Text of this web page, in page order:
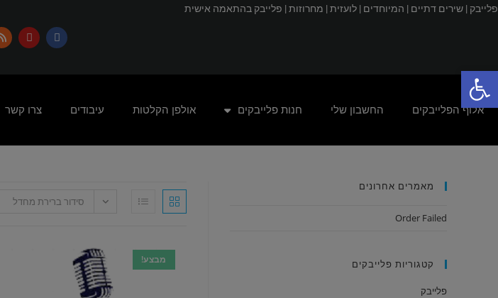
פתח סרגל נגישות
פלייבק | שירים דתיים | המיוחדים | לועזית | מחרוזות | פלייבק בהתאמה אישית
אלוף הפלייבקים החשבון שלי חנות פלייבקים אולפן הקלטות עיבודים צרו קשר
סידור ברירת מחדל
מבצע!
מאמרים אחרונים
Order Failed
קטגוריות פלייבקים
פלייבק